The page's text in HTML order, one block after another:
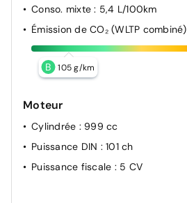
Conso. mixte: 5,4 L/100km
Émission de CO₂ (WLTP combiné)
B 105 g/km
Moteur
Cylindrée : 999 cc
Puissance DIN : 101 ch
Puissance fiscale : 5 CV